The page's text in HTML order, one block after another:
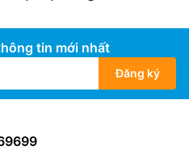
tin mới nhất
Đăng ký